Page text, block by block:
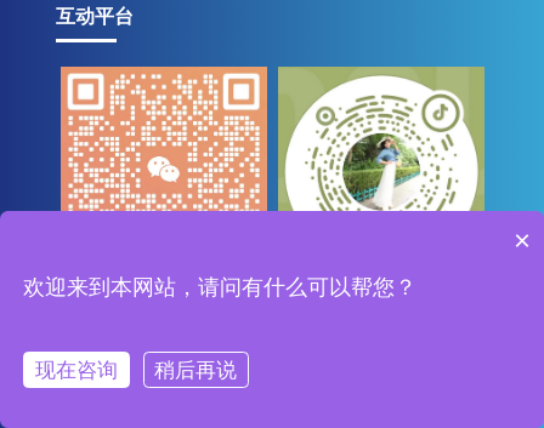
互动平台
微信二维码 扫一扫进入抖音
版权所有：潍坊中研基业环境工程有限公司
×
欢迎来到本网站，请问有什么可以帮您？
现在咨询 稍后再说